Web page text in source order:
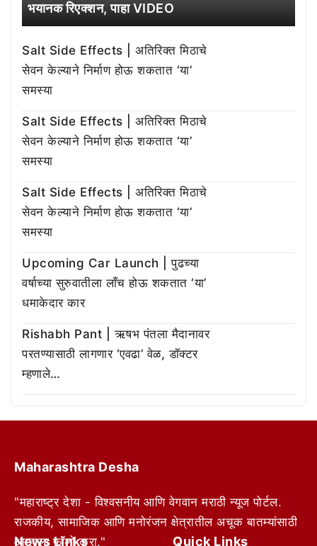
भयानक रिएक्शन, पाहा VIDEO
Salt Side Effects | अतिरिक्त मिठाचे
सेवन केल्याने निर्माण होऊ शकतात ‘या’
समस्या
Salt Side Effects | अतिरिक्त मिठाचे
सेवन केल्याने निर्माण होऊ शकतात ‘या’
समस्या
Salt Side Effects | अतिरिक्त मिठाचे
सेवन केल्याने निर्माण होऊ शकतात ‘या’
समस्या
Upcoming Car Launch | पुढच्या
वर्षाच्या सुरुवातीला लाँच होऊ शकतात ‘या’
धमाकेदार कार
Rishabh Pant | ऋषभ पंतला मैदानावर
परतण्यासाठी लागणार ‘एवढा’ वेळ, डॉक्टर
म्हणाले…
Maharashtra Desha
"महाराष्ट्र देशा - विश्वसनीय आणि वेगवान मराठी न्यूज पोर्टल.
राजकीय, सामाजिक आणि मनोरंजन क्षेत्रातील अचूक बातम्यांसाठी
आम्हाला फॉलो करा."
News Links Quick Links